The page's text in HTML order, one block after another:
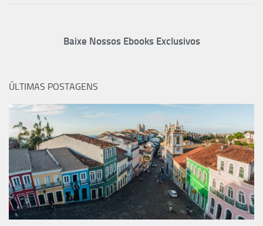
Baixe Nossos Ebooks Exclusivos
ÚLTIMAS POSTAGENS